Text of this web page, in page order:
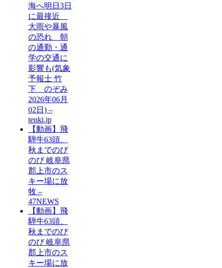
海へ明日3日
に最接近
大雨や暴風
の恐れ 朝
の通勤・通
学の交通に
影響も(気象
予報士 竹
下 のぞみ
2026年06月
02日) –
tenki.jp
【動画】飛
騨牛63頭、
秋までのび
のび 岐阜県
郡上市のス
キー場に放
牧 –
47NEWS
【動画】飛
騨牛63頭、
秋までのび
のび 岐阜県
郡上市のス
キー場に放